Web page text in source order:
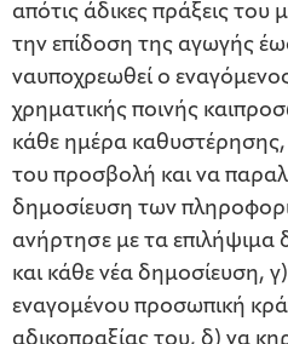
απότις άδικες πράξεις του
την επίδοση της αγωγής
ναυποχρεωθεί ο
χρηματικής ποινής
κάθε ημέρα
του προσβολή και να
δημοσίευση των
ανήρτησε με τα
και κάθε νέα δημοσίευση,
εναγομένου προσωπική